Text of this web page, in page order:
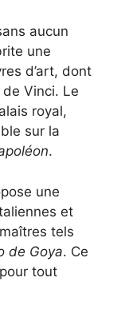
aucun
une
d’art, dont
Vinci. Le
royal,
sur la
.
une
et
tels
de Goya. Ce
tout